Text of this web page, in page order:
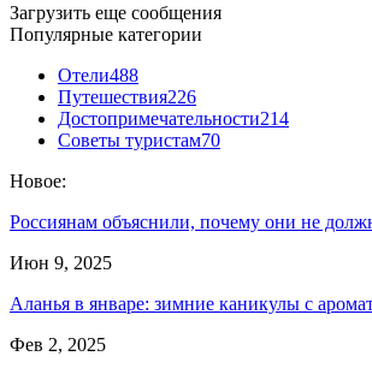
Загрузить еще сообщения
Популярные категории
Отели488
Путешествия226
Достопримечательности214
Советы туристам70
Новое:
Россиянам объяснили, почему они не
Июн 9, 2025
Аланья в январе: зимние каникулы с
Фев 2, 2025